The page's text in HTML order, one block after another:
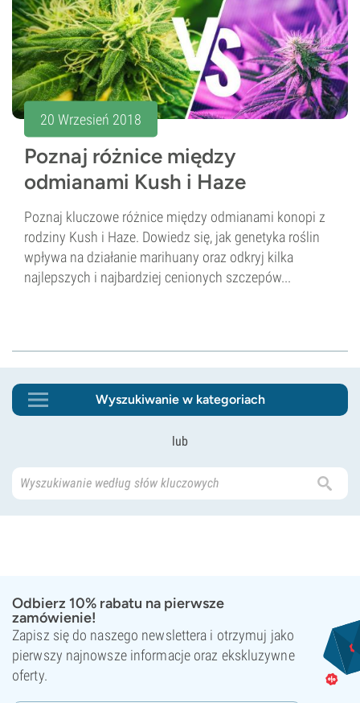
20 Wrzesień 2018
Poznaj różnice między
odmianami Kush i Haze
Poznaj kluczowe różnice między odmianami konopi z
rodziny Kush i Haze. Dowiedz się, jak genetyka roślin
wpływa na działanie marihuany oraz odkryj kilka
najlepszych i najbardziej cenionych szczepów...
Wyszukiwanie w kategoriach
lub
Odbierz 10% rabatu na pierwsze
zamówienie!
Zapisz się do naszego newslettera i otrzymuj jako
pierwszy najnowsze informacje oraz ekskluzywne
oferty.